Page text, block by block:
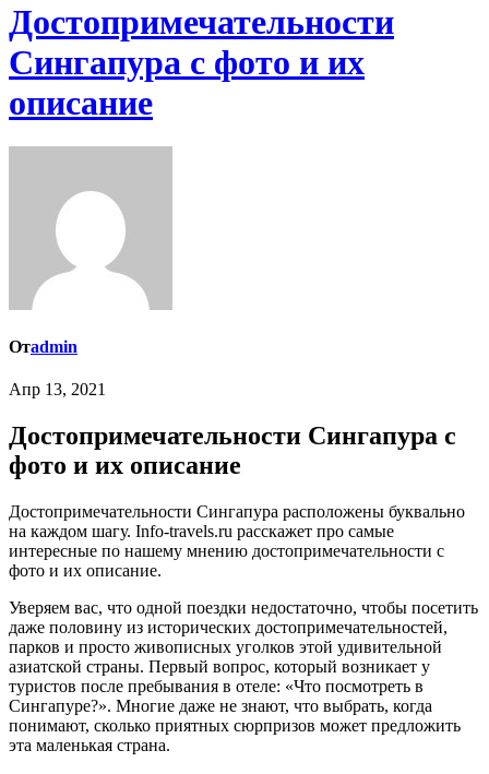
Достопримечательности
Сингапура с фото и их
описание
Отadmin
Апр 13, 2021
Достопримечательности Сингапура с
фото и их описание
Достопримечательности Сингапура расположены буквально
на каждом шагу. Info-travels.ru расскажет про самые
интересные по нашему мнению достопримечательности с
фото и их описание.
Уверяем вас, что одной поездки недостаточно, чтобы посетить
даже половину из исторических достопримечательностей,
парков и просто живописных уголков этой удивительной
азиатской страны. Первый вопрос, который возникает у
туристов после пребывания в отеле: «Что посмотреть в
Сингапуре?». Многие даже не знают, что выбрать, когда
понимают, сколько приятных сюрпризов может предложить
эта маленькая страна.